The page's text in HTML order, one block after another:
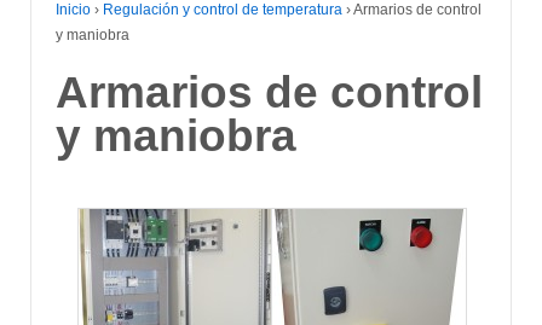
Inicio › Regulación y control de temperatura ›Armarios de control
y maniobra
Armarios de control
y maniobra